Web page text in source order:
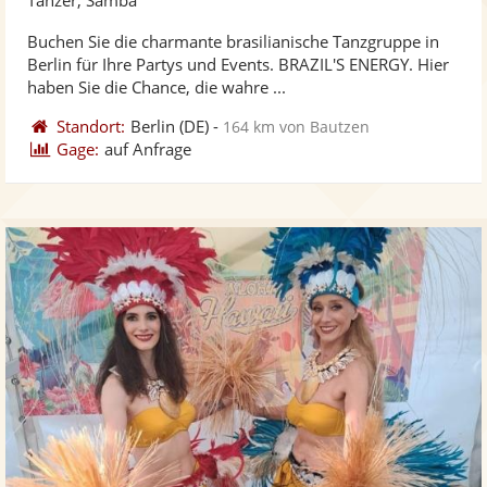
Fotos
Buchen Sie die charmante brasilianische Tanzgruppe in
Berlin für Ihre Partys und Events. BRAZIL'S ENERGY. Hier
haben Sie die Chance, die wahre ...
Standort: Berlin (DE) - 164 km von Bautzen
Gage: auf Anfrage